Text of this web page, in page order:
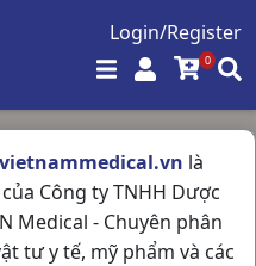
Login/Register
0
vietnammedical.vn là
Công ty TNHH Dược
Medical - Chuyên phân
tư y tế, mỹ phẩm và các